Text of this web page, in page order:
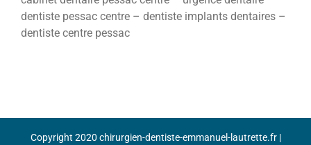
dentiste pessac centre – dentiste implants dentaires –
dentiste centre pessac
Copyright 2020 chirurgien-dentiste-emmanuel-lautrette.fr |